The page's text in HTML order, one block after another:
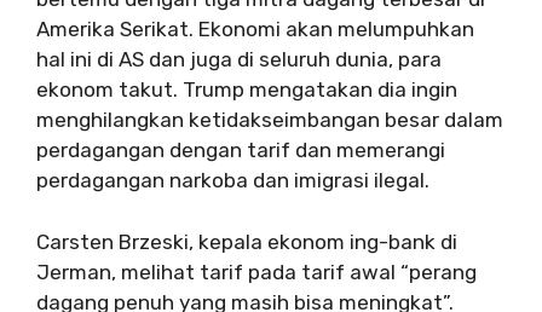
Amerika Serikat. Ekonomi akan melumpuhkan
hal ini di AS dan juga di seluruh dunia, para
ekonom takut. Trump mengatakan dia ingin
menghilangkan ketidakseimbangan besar dalam
perdagangan dengan tarif dan memerangi
perdagangan narkoba dan imigrasi ilegal.
Carsten Brzeski, kepala ekonom ing-bank di
Jerman, melihat tarif pada tarif awal “perang
dagang penuh yang masih bisa meningkat”.